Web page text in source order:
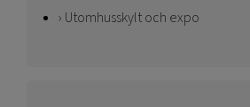
Utomhusskylt och expo